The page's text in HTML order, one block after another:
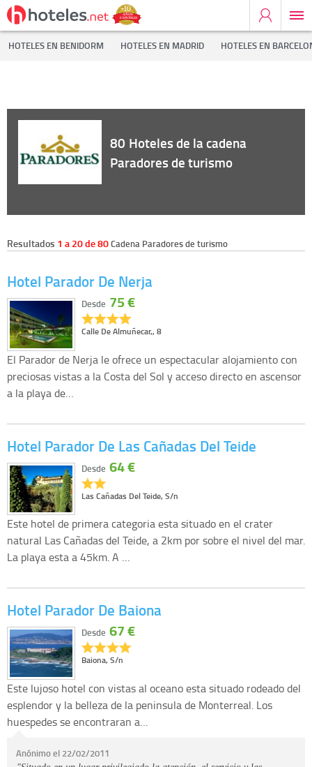
HOTELES EN BENIDORM HOTELES EN MADRID HOTELES EN
Inicio Cadenas Hoteleras Paradores de turismo
80 Hoteles de la cadena
Paradores de turismo
Resultados 1 a 20 de 80Cadena Paradores de turismo
Hotel Parador De Nerja
Calle De Almuñecar,, 8
Desde 75 €
El Parador de Nerja le ofrece un espectacular alojamiento con
preciosas vistas a la Costa del Sol y acceso directo en ascensor
a la playa de…
Hotel Parador De Las Cañadas Del Teide
Las Cañadas Del Teide, S/n
Desde 64 €
Este hotel de primera categoria esta situado en el crater
natural Las Cañadas del Teide, a 2km por sobre el nivel del mar.
La playa esta a 45km. A …
Hotel Parador De Baiona
Baiona, S/n
Desde 67 €
Este lujoso hotel con vistas al oceano esta situado rodeado del
esplendor y la belleza de la peninsula de Monterreal. Los
huespedes se encontraran a…
Anónimo el 22/02/2011